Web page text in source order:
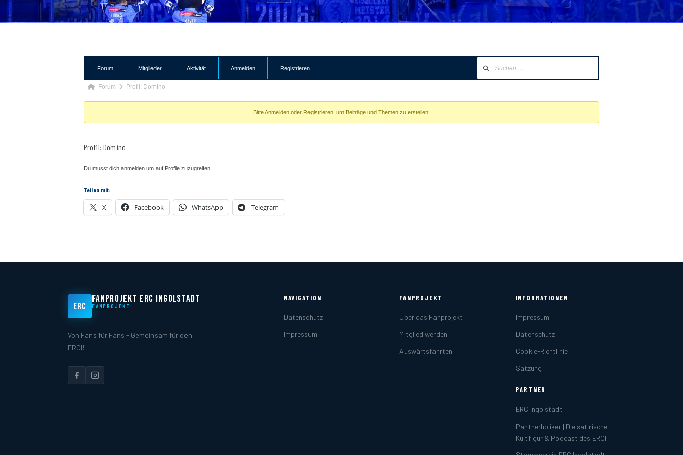
Navigation
Forum Mitglieder Aktivität Anmelden Registrieren
Forum-
Breadcrumbs
hier:
Forum Profil: Domino
BitteAnmeldenoder Registrieren, um Beiträge und Themen zu erstellen.
Profil: Domino
Du musst dich anmelden um auf Profile zuzugreifen.
Teilen mit:
X Facebook WhatsApp Telegram
ERC
FANPROJEKT ERC INGOLSTADT
FANPROJEKT
Von Fans für Fans - Gemeinsam für den
ERCI!
NAVIGATION
Datenschutz
Impressum
FANPROJEKT
Über das Fanprojekt
Mitglied werden
Auswärtsfahrten
INFORMATIONEN
Impressum
Datenschutz
Cookie-Richtlinie
Satzung
PARTNER
ERC Ingolstadt
Pantherholiker | Die satirische
Kultfigur & Podcast des ERCI